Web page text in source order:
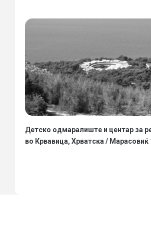
Детско одмаралиште и центар за
во Крвавица, Хрватска / Марасовиќ